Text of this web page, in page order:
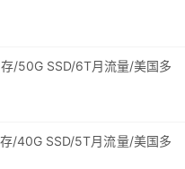
/50G SSD/6T月流量/美国多
/40G SSD/5T月流量/美国多